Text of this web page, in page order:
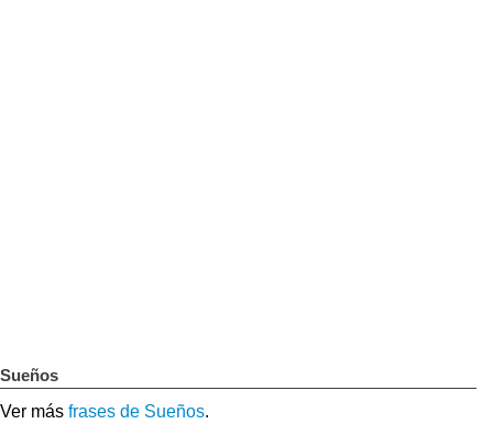
Sueños
Ver más frases de Sueños.